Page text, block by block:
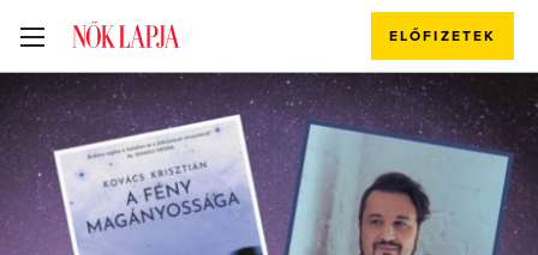
ELŐFIZETEK